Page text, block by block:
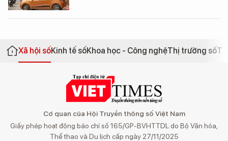
Xã hội sốKinh tế sốKhoa học - Công nghệThị trường số
Cơ quan của Hội Truyền thông số Việt Nam
Giấy phép hoạt động báo chí số 165/GP-BVHTTDL do Bộ Văn hóa,
Thể thao và Du lịch cấp ngày 27/11/2025